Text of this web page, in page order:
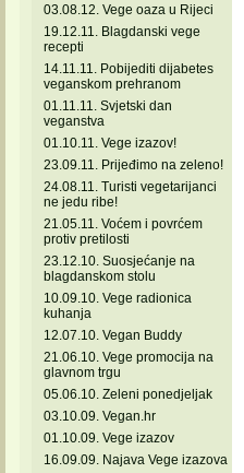
03.08.12. Vege oaza u Rijeci
19.12.11. Blagdanski vege
recepti
14.11.11. Pobijediti dijabetes
veganskom prehranom
01.11.11. Svjetski dan
veganstva
01.10.11. Vege izazov!
23.09.11. Prijeđimo na zeleno!
24.08.11. Turisti vegetarijanci
ne jedu ribe!
21.05.11. Voćem i povrćem
protiv pretilosti
23.12.10. Suosjećanje na
blagdanskom stolu
10.09.10. Vege radionica
kuhanja
12.07.10. Vegan Buddy
21.06.10. Vege promocija na
glavnom trgu
05.06.10. Zeleni ponedjeljak
03.10.09. Vegan.hr
01.10.09. Vege izazov
16.09.09. Najava Vege izazova